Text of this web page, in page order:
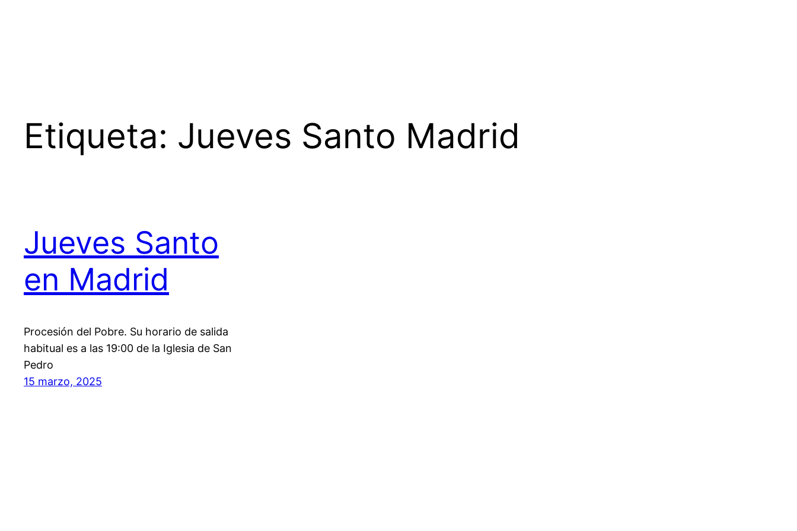
Etiqueta: Jueves Santo Madrid
Jueves Santo
en Madrid
Procesión del Pobre. Su horario de salida
habitual es a las 19:00 de la Iglesia de San
Pedro
15 marzo, 2025